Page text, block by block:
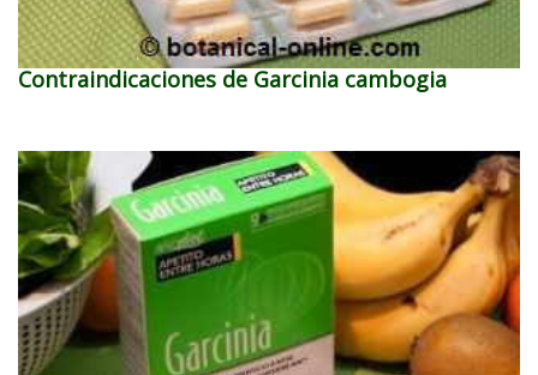
Contraindicaciones de Garcinia cambogia